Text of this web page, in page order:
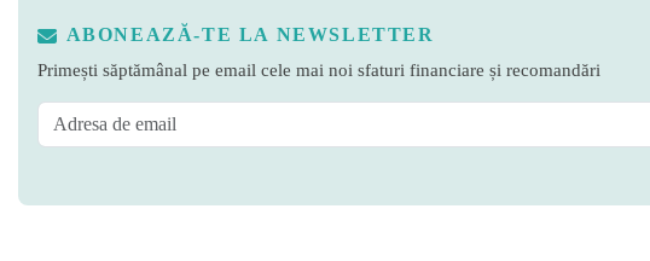
ABONEAZĂ-TE LA NEWSLETTER
Primești săptămânal pe email cele mai noi sfaturi financiare și recomandări